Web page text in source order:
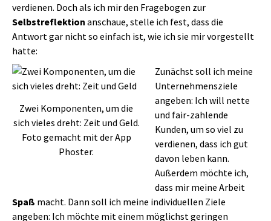
verdienen. Doch als ich mir den Fragebogen zur
Selbstreflektion anschaue, stelle ich fest, dass die
Antwort gar nicht so einfach ist, wie ich sie mir vorgestellt
hatte:
Zwei Komponenten, um die
sich vieles dreht: Zeit und Geld.
Foto gemacht mit der App
Phoster.
Zunächst soll ich meine
Unternehmensziele
angeben: Ich will nette
und fair-zahlende
Kunden, um so viel zu
verdienen, dass ich gut
davon leben kann.
Außerdem möchte ich,
dass mir meine Arbeit
Spaß macht. Dann soll ich meine individuellen Ziele
angeben: Ich möchte mit einem möglichst geringen